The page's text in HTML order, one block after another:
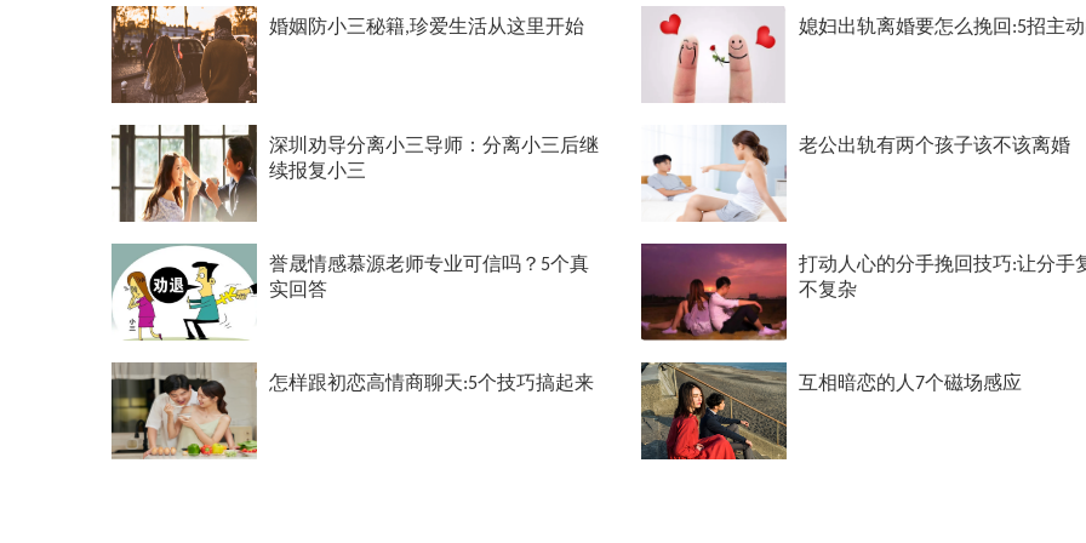
婚姻防小三秘籍,珍爱生活从这里开始 媳妇出轨离婚要怎么挽回:5招主
深圳劝导分离小三导师：分离小三后继
续报复小三
老公出轨有两个孩子该不该离婚
誉晟情感慕源老师专业可信吗？5个真
实回答
打动人心的分手挽回技巧:让分手
不复杂
怎样跟初恋高情商聊天:5个技巧搞起来 互相暗恋的人7个磁场感应